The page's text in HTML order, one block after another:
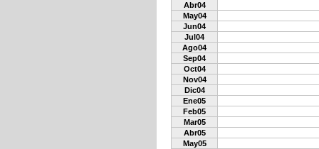
Abr04
May04
Jun04
Jul04
Ago04
Sep04
Oct04
Nov04
Dic04
Ene05
Feb05
Mar05
Abr05
May05